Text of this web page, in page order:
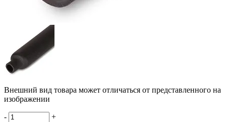
Внешний вид товара может отличаться от представленного на
изображении
- +